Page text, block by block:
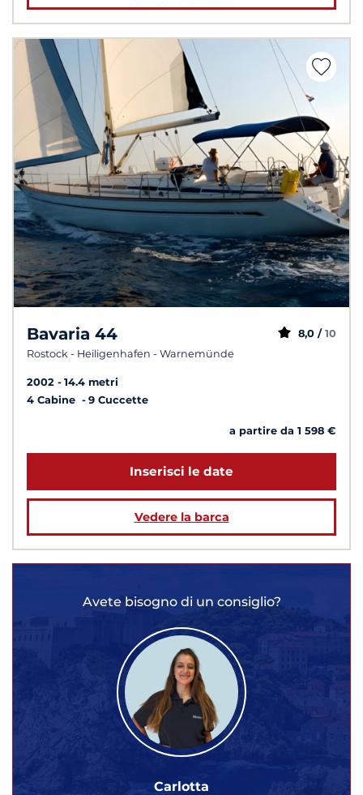
Bavaria 44
Rostock - Heiligenhafen - Warnemünde
8,0 / 10
2002
14.4 metri
4 Cabine
9 Cuccette
a partire da 1 598 €
Inserisci le date
Vedere la barca
Avete bisogno di un consiglio?
Carlotta